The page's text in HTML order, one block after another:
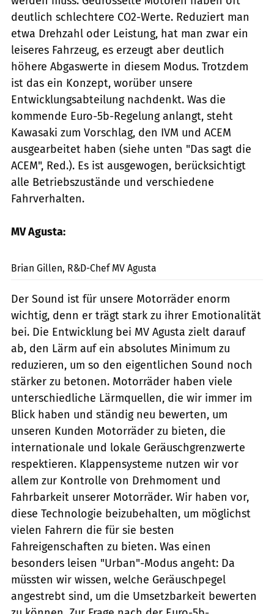
deutlich schlechtere CO2-Werte. Reduziert man
etwa Drehzahl oder Leistung, hat man zwar ein
leiseres Fahrzeug, es erzeugt aber deutlich
höhere Abgaswerte in diesem Modus. Trotzdem
ist das ein Konzept, worüber unsere
Entwicklungsabteilung nachdenkt. Was die
kommende Euro-5b-Regelung anlangt, steht
Kawasaki zum Vorschlag, den IVM und ACEM
ausgearbeitet haben (siehe unten "Das sagt die
ACEM", Red.). Es ist ausgewogen, berücksichtigt
alle Betriebszustände und verschiedene
Fahrverhalten.
MV Agusta:
Brian Gillen, R&D-Chef MV Agusta
Der Sound ist für unsere Motorräder enorm
wichtig, denn er trägt stark zu ihrer Emotionalität
bei. Die Entwicklung bei MV Agusta zielt darauf
ab, den Lärm auf ein absolutes Minimum zu
reduzieren, um so den eigentlichen Sound noch
stärker zu betonen. Motorräder haben viele
unterschiedliche Lärmquellen, die wir immer im
Blick haben und ständig neu bewerten, um
unseren Kunden Motorräder zu bieten, die
internationale und lokale Geräuschgrenzwerte
respektieren. Klappensysteme nutzen wir vor
allem zur Kontrolle von Drehmoment und
Fahrbarkeit unserer Motorräder. Wir haben vor,
diese Technologie beizubehalten, um möglichst
vielen Fahrern die für sie besten
Fahreigenschaften zu bieten. Was einen
besonders leisen "Urban"-Modus angeht: Da
müssten wir wissen, welche Geräuschpegel
angestrebt sind, um die Umsetzbarkeit bewerten